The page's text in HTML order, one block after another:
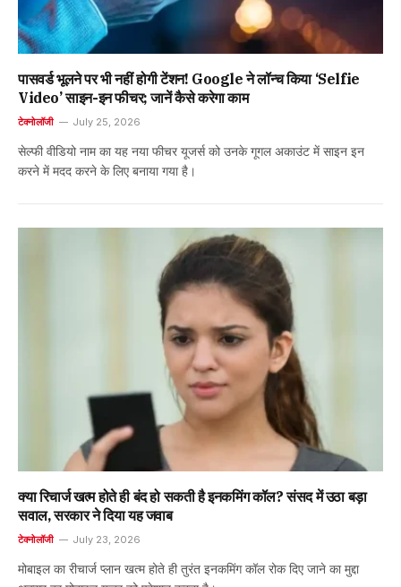
पासवर्ड भूलने पर भी नहीं होगी टेंशन! Google ने लॉन्च किया ‘Selfie
Video’ साइन-इन फीचर; जानें कैसे करेगा काम
टेक्नोलॉजी July 25, 2026
सेल्फी वीडियो नाम का यह नया फीचर यूजर्स को उनके गूगल अकाउंट में साइन इन
करने में मदद करने के लिए बनाया गया है।
क्या रिचार्ज खत्म होते ही बंद हो सकती है इनकमिंग कॉल? संसद में उठा बड़ा
सवाल, सरकार ने दिया यह जवाब
टेक्नोलॉजी July 23, 2026
मोबाइल का रीचार्ज प्लान खत्म होते ही तुरंत इनकमिंग कॉल रोक दिए जाने का मुद्दा